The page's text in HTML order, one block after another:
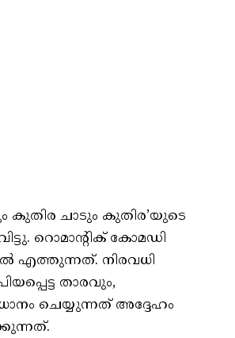
കുതിര ചാടും കുതിര’യുടെ
റൊമാന്റിക് കോമഡി
എത്തുന്നത്. നിരവധി
താരവും,
ചെയ്യുന്നത് അദ്ദേഹം